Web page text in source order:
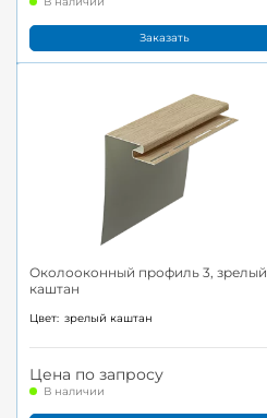
Заказать
Околооконный профиль 3, зрелый
каштан
Цвет: зрелый каштан
Цена по запросу
В наличии